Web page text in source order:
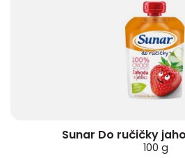
Sunar Do ručičky
100 g